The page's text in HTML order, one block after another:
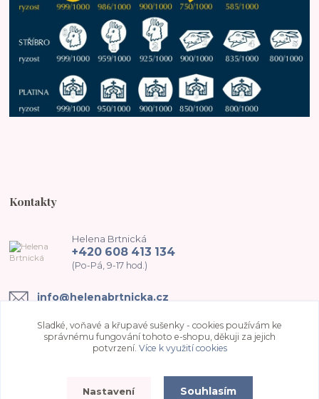
Kontakty
Helena Brtnická
+420 608 413 134
(Po-Pá, 9-17 hod.)
info@helenabrtnicka.cz
Sladké, voňavé a křupavé sušenky - cookies používám ke
správnému fungování tohoto e-shopu, děkuji za jejich
potvrzení. Více k využití cookies
Nastavení Souhlasím